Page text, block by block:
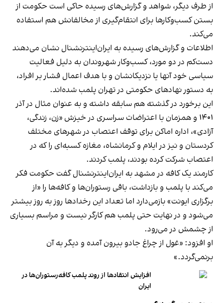
از طرف دیگر، شواهد و گزارش‌های رسیده حاکی است حکومت از
بستن کسب‌وکارها برای انتقام‌گیری از مخالفانش هم استفاده
می‌کند.
اطلاعات و گزارش‌های رسیده به ایران‌اینترنشنال نشان می‌دهند
دست‌کم در دو مورد، کسب‌وکار شهروندان به دلیل فعالیت
سیاسی خود آنها یا نزدیکانشان و با هدف اعمال فشار بر افراد،
به دستور نهادهای حکومتی در تهران پلمب شده‌اند.
این برخورد در گذشته هم سابقه داشته و به عنوان مثال در آذر
۱۴۰۱ و همزمان با اعتراضات سراسری در خیزش «زن، زندگی،
آزادی»، اداره اماکن برای توقف اعتصاب در شهرهای مختلف
کردستان و نیز در ایلام و کرمانشاه، مغازه کسبه‌ای را که در
اعتصاب شرکت کرده بودند، پلمب کردند.
کارمند یک کافه در مشهد به ایران‌اینترنشنال گفت حکومت فکر
می‌کند با پلمب و بازداشت، باقی رستوران‌ها و کافه‌ها را «از
برگزاری ایونت» بازمی‌دارد اما تعداد این رخدادها روز به روز بیشتر
می‌شود و در نهایت حتی پلمب هم کارگر نیست و مراسم بسیاری
از چشمش در می‌رود.
او افزود: «غول از چراغ جادو بیرون آمده و دیگر به آن
برنمی‎‌گردد.»
افزایش انتقادها از روند پلمب کافه‌رستوران‌ها در
ایران